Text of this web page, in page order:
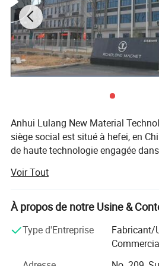
Anhui Lulang New Material
siège social est situé à hefei, en
de haute technologie engagée
matériaux magnétiques
dans la technologie d'application
magnétiques permanents, nous
analytiques professionnels et
expérimentés, qui peuvent aider
les matériaux magnétiques
Voir Tout
À propos de notre Usine &
Type d'Entreprise
Fabricant/